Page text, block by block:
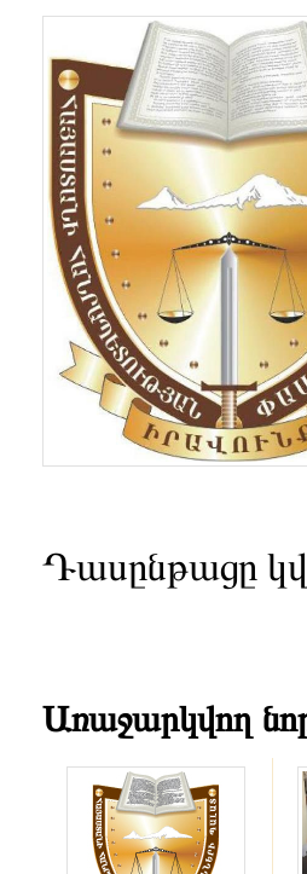
Դասընթացը
Առաջարկվող